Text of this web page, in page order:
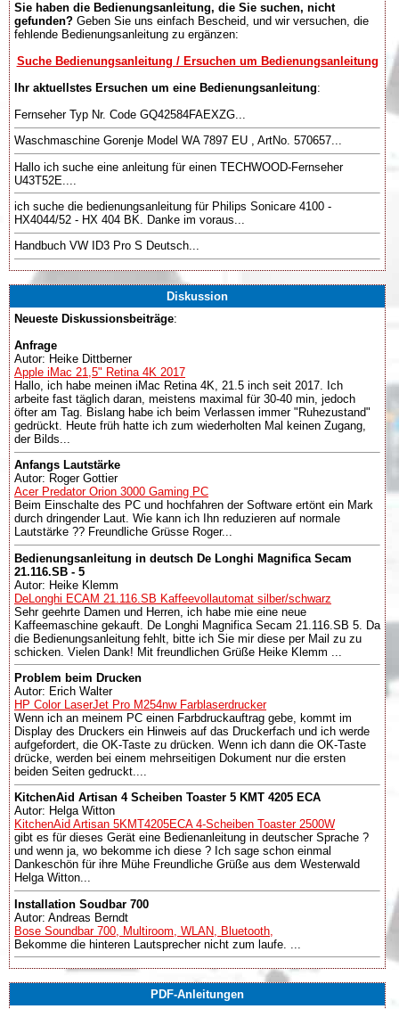
Sie haben die Bedienungsanleitung, die Sie suchen, nicht
gefunden? Geben Sie uns einfach Bescheid, und wir versuchen, die
fehlende Bedienungsanleitung zu ergänzen:
Suche Bedienungsanleitung / Ersuchen um Bedienungsanleitung
Ihr aktuellstes Ersuchen um eine Bedienungsanleitung:
Fernseher Typ Nr. Code GQ42584FAEXZG...
Waschmaschine Gorenje Model WA 7897 EU , ArtNo. 570657...
Hallo ich suche eine anleitung für einen TECHWOOD-Fernseher
U43T52E....
ich suche die bedienungsanleitung für Philips Sonicare 4100 -
HX4044/52 - HX 404 BK. Danke im voraus...
Handbuch VW ID3 Pro S Deutsch...
Diskussion
Neueste Diskussionsbeiträge:
Anfrage
Autor: Heike Dittberner
Apple iMac 21,5" Retina 4K 2017
Hallo, ich habe meinen iMac Retina 4K, 21.5 inch seit 2017. Ich
arbeite fast täglich daran, meistens maximal für 30-40 min, jedoch
öfter am Tag. Bislang habe ich beim Verlassen immer "Ruhezustand"
gedrückt. Heute früh hatte ich zum wiederholten Mal keinen Zugang,
der Bilds...
Anfangs Lautstärke
Autor: Roger Gottier
Acer Predator Orion 3000 Gaming PC
Beim Einschalte des PC und hochfahren der Software ertönt ein Mark
durch dringender Laut. Wie kann ich Ihn reduzieren auf normale
Lautstärke ?? Freundliche Grüsse Roger...
Bedienungsanleitung in deutsch De Longhi Magnifica Secam
21.116.SB - 5
Autor: Heike Klemm
DeLonghi ECAM 21.116.SB Kaffeevollautomat silber/schwarz
Sehr geehrte Damen und Herren, ich habe mie eine neue
Kaffeemaschine gekauft. De Longhi Magnifica Secam 21.116.SB 5. Da
die Bedienungsanleitung fehlt, bitte ich Sie mir diese per Mail zu zu
schicken. Vielen Dank! Mit freundlichen Grüße Heike Klemm ...
Problem beim Drucken
Autor: Erich Walter
HP Color LaserJet Pro M254nw Farblaserdrucker
Wenn ich an meinem PC einen Farbdruckauftrag gebe, kommt im
Display des Druckers ein Hinweis auf das Druckerfach und ich werde
aufgefordert, die OK-Taste zu drücken. Wenn ich dann die OK-Taste
drücke, werden bei einem mehrseitigen Dokument nur die ersten
beiden Seiten gedruckt....
KitchenAid Artisan 4 Scheiben Toaster 5 KMT 4205 ECA
Autor: Helga Witton
KitchenAid Artisan 5KMT4205ECA 4-Scheiben Toaster 2500W
gibt es für dieses Gerät eine Bedienanleitung in deutscher Sprache ?
und wenn ja, wo bekomme ich diese ? Ich sage schon einmal
Dankeschön für ihre Mühe Freundliche Grüße aus dem Westerwald
Helga Witton...
Installation Soudbar 700
Autor: Andreas Berndt
Bose Soundbar 700, Multiroom, WLAN, Bluetooth,
Bekomme die hinteren Lautsprecher nicht zum laufe. ...
PDF-Anleitungen